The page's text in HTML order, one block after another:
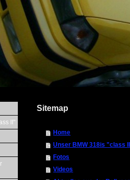
II"
Sitemap
Home
Unser BMW 318is "class
Fotos
Videos